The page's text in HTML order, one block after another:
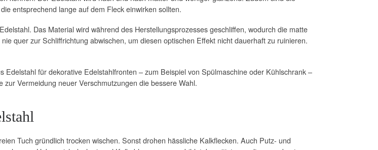
entsprechend lange auf dem Fleck einwirken sollten.
Das Material wird während des Herstellungsprozesses geschliffen, wodurch die matte
quer zur Schliffrichtung abwischen, um diesen optischen Effekt nicht dauerhaft zu ruinieren.
für dekorative Edelstahlfronten – zum Beispiel von Spülmaschine oder Kühlschrank –
Vermeidung neuer Verschmutzungen die bessere Wahl.
Tuch gründlich trocken wischen. Sonst drohen hässliche Kalkflecken. Auch Putz- und